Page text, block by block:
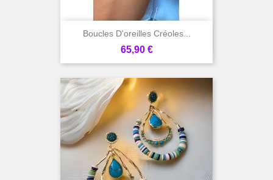
Boucles D'oreilles Créoles...
Prix
65,90 €